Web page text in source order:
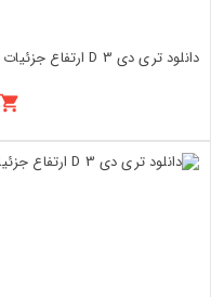
دانلود تری دی 3 D ارتفاع جزئیات (کد21580)